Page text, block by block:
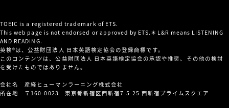
TOEIC is a registered trademark of ETS.
This web page is not endorsed or approved by ETS.＊L&R means LISTENING
AND READING.
英検®は、公益財団法人 日本英語検定協会の登録商標です。
このコンテンツは、公益財団法人 日本英語検定協会の承認や推奨、その他の検討
を受けたものではありません。
会社名 産経ヒューマンラーニング株式会社
所在地 〒160-0023 東京都新宿区西新宿7-5-25 西新宿プライムスクエア